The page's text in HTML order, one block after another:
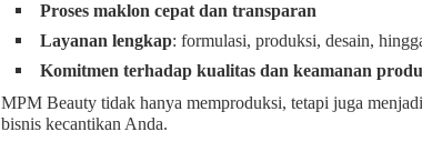
Proses maklon cepat dan transparan
Layanan lengkap: formulasi, produksi, desain,
Komitmen terhadap kualitas dan keamanan
MPM Beauty tidak hanya memproduksi, tetapi juga
bisnis kecantikan Anda.